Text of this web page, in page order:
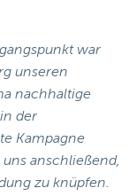
war
unseren
nachhaltige
der
Kampagne
anschließend,
zu knüpfen.